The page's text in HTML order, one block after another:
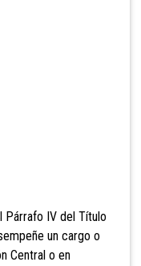
IV del Título
un cargo o
Central o en